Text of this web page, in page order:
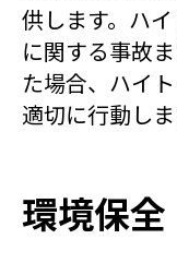
供します。ハ
に関する事故
た場合、ハイ
適切に行動しま
環境保全